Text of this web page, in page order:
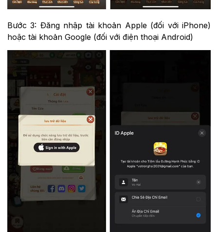
Bước 3: Đăng nhập tài khoản Apple (đối với iPhone)
hoặc tài khoản Google (đối với điện thoại Android)